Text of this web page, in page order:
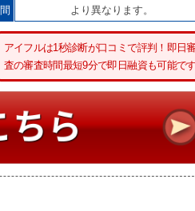
間 より異なります。
アイフルは1秒診断が口コミで評判！即日
査の審査時間最短9分で即日融資も可能で